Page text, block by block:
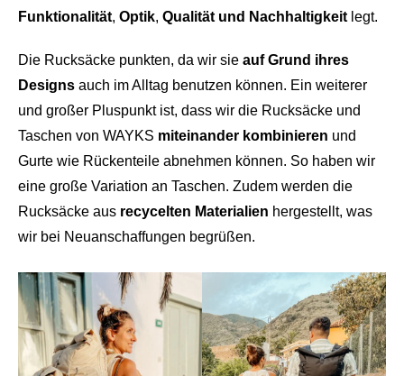
Funktionalität, Optik, Qualität und Nachhaltigkeit legt.
Die Rucksäcke punkten, da wir sie auf Grund ihres
Designs auch im Alltag benutzen können. Ein weiterer
und großer Pluspunkt ist, dass wir die Rucksäcke und
Taschen von WAYKS miteinander kombinieren und
Gurte wie Rückenteile abnehmen können. So haben wir
eine große Variation an Taschen. Zudem werden die
Rucksäcke aus recycelten Materialien hergestellt, was
wir bei Neuanschaffungen begrüßen.